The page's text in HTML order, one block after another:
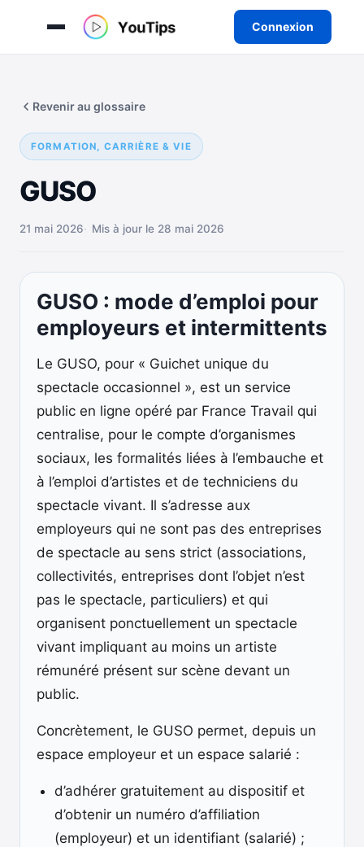
Connexion
contenu
FORMATION, CARRIÈRE & VIE
GUSO
Revenir au glossaire
21 mai 2026 Mis à jour le 28 mai 2026
GUSO : mode d’emploi pour
employeurs et intermittents
Le GUSO, pour « Guichet unique du
spectacle occasionnel », est un service
public en ligne opéré par France Travail qui
centralise, pour le compte d’organismes
sociaux, les formalités liées à l’embauche et
à l’emploi d’artistes et de techniciens du
spectacle vivant. Il s’adresse aux
employeurs qui ne sont pas des entreprises
de spectacle au sens strict (associations,
collectivités, entreprises dont l’objet n’est
pas le spectacle, particuliers) et qui
organisent ponctuellement un spectacle
vivant impliquant au moins un artiste
rémunéré présent sur scène devant un
public.
Concrètement, le GUSO permet, depuis un
espace employeur et un espace salarié :
d’adhérer gratuitement au dispositif et
d’obtenir un numéro d’affiliation
(employeur) et un identifiant (salarié) ;